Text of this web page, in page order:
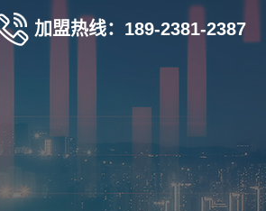
加盟热线：189-2381-2387